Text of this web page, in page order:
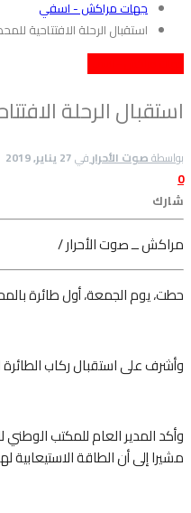
جهات مراكش - اسفي
استقبال الرحلة الافتتاحية
استقبال الرحلة
بواسطةصوت الأحرارفي27 يناير, 2019
0
شارك
مراكش ــ صوت الأحرار /
حطت، يوم الجمعة، أول طائرة
وأشرف على استقبال ركاب الطائرة
وأكد المدير العام للمكتب
مشيرا إلى أن الطاقة الاستيعابية لهذه